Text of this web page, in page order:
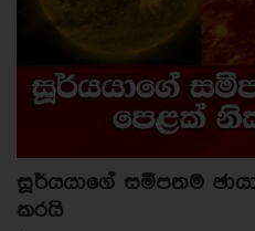
සූර්යයාගේ සමීපතම
කරයි